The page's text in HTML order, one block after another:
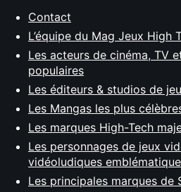
Contact
L’équipe du Mag Jeux High
Les acteurs de cinéma, TV
populaires
Les éditeurs & studios de
Les Mangas les plus
Les marques High-Tech
Les personnages de jeux
vidéoludiques
Les principales marques de